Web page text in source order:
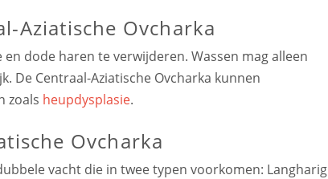
Aziatische Ovcharka
dode haren te verwijderen. Wassen mag alleen
De Centraal-Aziatische Ovcharka kunnen
zoals heupdysplasie.
Ovcharka
vacht die in twee typen voorkomen: Langharig